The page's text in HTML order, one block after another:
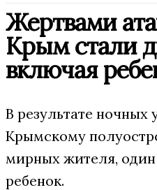
Жертвами
Крым стали
включая
В результате ночных
Крымскому
мирных жителя,
ребенок.